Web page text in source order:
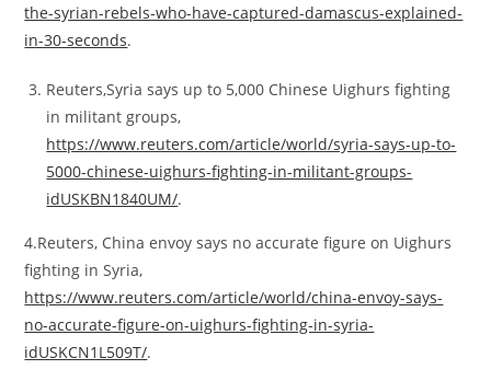
the-syrian-rebels-who-have-captured-damascus-explained-
in-30-seconds.
Reuters,Syria says up to 5,000 Chinese Uighurs fighting
in militant groups,
https://www.reuters.com/article/world/syria-says-up-to-
5000-chinese-uighurs-fighting-in-militant-groups-
idUSKBN1840UM/.
4.Reuters, China envoy says no accurate figure on Uighurs
fighting in Syria,
https://www.reuters.com/article/world/china-envoy-says-
no-accurate-figure-on-uighurs-fighting-in-syria-
idUSKCN1L509T/.